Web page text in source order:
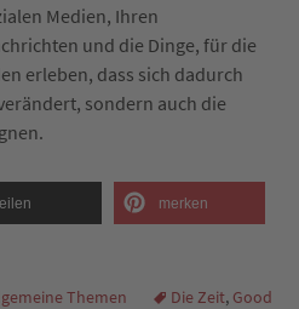
Medien, Ihren
und die Dinge, für die
erleben, dass sich dadurch
sondern auch die
merken
Themen Die Zeit, Good